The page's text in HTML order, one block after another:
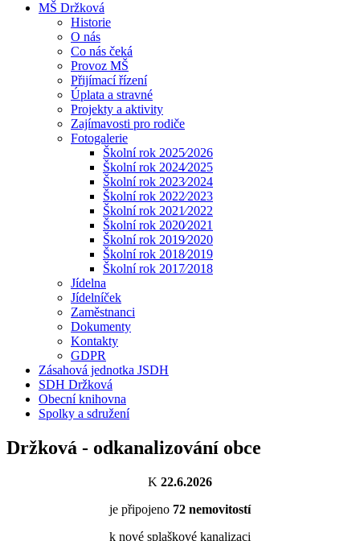
MŠ Držková
Historie
O nás
Co nás čeká
Provoz MŠ
Přijímací řízení
Úplata a stravné
Projekty a aktivity
Zajímavosti pro rodiče
Fotogalerie
Školní rok 2025⁄2026
Školní rok 2024⁄2025
Školní rok 2023⁄2024
Školní rok 2022⁄2023
Školní rok 2021⁄2022
Školní rok 2020⁄2021
Školní rok 2019⁄2020
Školní rok 2018⁄2019
Školní rok 2017⁄2018
Jídelna
Jídelníček
Zaměstnanci
Dokumenty
Kontakty
GDPR
Zásahová jednotka JSDH
SDH Držková
Obecní knihovna
Spolky a sdružení
Držková - odkanalizování obce
K 22.6.2026
je připojeno 72 nemovitostí
k nové splaškové kanalizaci